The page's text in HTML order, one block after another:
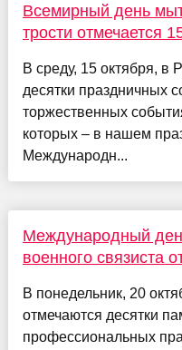
Всемирный день
трости отмечается
В среду, 15 октября, в
десятки праздничных
торжественных
которых – в нашем
Международн...
Международный
военного связиста
В понедельник, 20
отмечаются десятки
профессиональных